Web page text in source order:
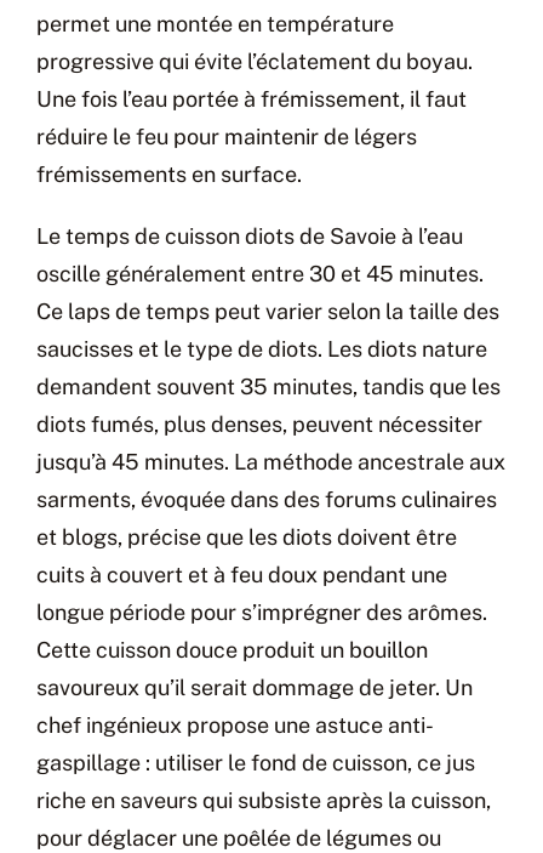
permet une montée en température
progressive qui évite l’éclatement du boyau.
Une fois l’eau portée à frémissement, il faut
réduire le feu pour maintenir de légers
frémissements en surface.
Le temps de cuisson diots de Savoie à l’eau
oscille généralement entre 30 et 45 minutes.
Ce laps de temps peut varier selon la taille des
saucisses et le type de diots. Les diots nature
demandent souvent 35 minutes, tandis que les
diots fumés, plus denses, peuvent nécessiter
jusqu’à 45 minutes. La méthode ancestrale aux
sarments, évoquée dans des forums culinaires
et blogs, précise que les diots doivent être
cuits à couvert et à feu doux pendant une
longue période pour s’imprégner des arômes.
Cette cuisson douce produit un bouillon
savoureux qu’il serait dommage de jeter. Un
chef ingénieux propose une astuce anti-
gaspillage : utiliser le fond de cuisson, ce jus
riche en saveurs qui subsiste après la cuisson,
pour déglacer une poêlée de légumes ou